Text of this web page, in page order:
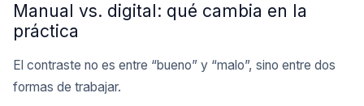
Manual vs. digital: qué cambia en la
práctica
El contraste no es entre “bueno” y “malo”, sino entre dos
formas de trabajar.